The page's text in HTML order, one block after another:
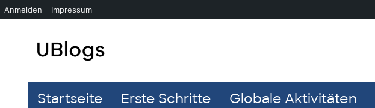
Startseite Erste Schritte Globale Aktivitäten
Anmelden Impressum